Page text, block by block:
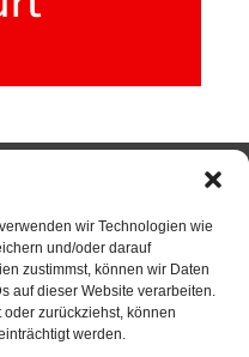
wir Technologien wie
und/oder darauf
zustimmst, können wir Daten
auf dieser Website verarbeiten.
zurückziehst, können
werden.